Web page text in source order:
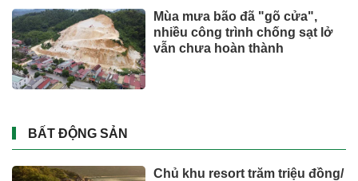
Mùa mưa bão đã "gõ cửa",
nhiều công trình chống sạt lở
vẫn chưa hoàn thành
BẤT ĐỘNG SẢN
Chủ khu resort trăm triệu đồng/